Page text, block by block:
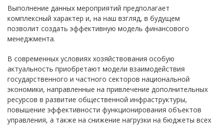
Выполнение данных мероприятий предполагает
комплексный характер и, на наш взгляд, в будущем
позволит создать эффективную модель финансового
менеджмента.
В современных условиях хозяйствования особую
актуальность приобретают модели взаимодействия
государственного и частного секторов национальной
экономики, направленные на привлечение дополнительных
ресурсов в развитие общественной инфраструктуры,
повышение эффективности функционирования объектов
управления, а также на снижение нагрузки на бюджеты всех